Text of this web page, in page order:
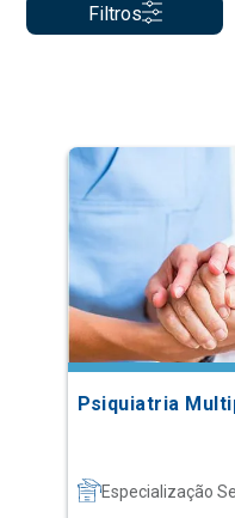
Filtros
Psiquiatria
Especialização